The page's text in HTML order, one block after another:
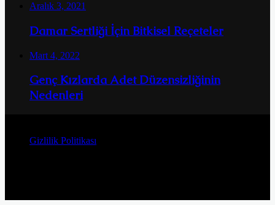
Aralık 3, 2021
Damar Sertliği İçin Bitkisel Reçeteler
Mart 4, 2022
Genç Kızlarda Adet Düzensizliğinin
Nedenleri
Gizlilik Politikası